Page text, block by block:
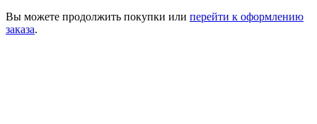
Вы можете продолжить покупки или перейти к оформлению
заказа.